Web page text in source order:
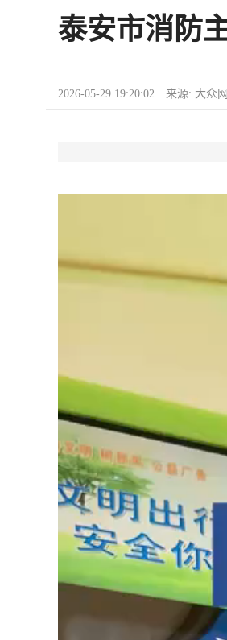
泰安市消防
2026-05-29 19:20:02 来源: 大众